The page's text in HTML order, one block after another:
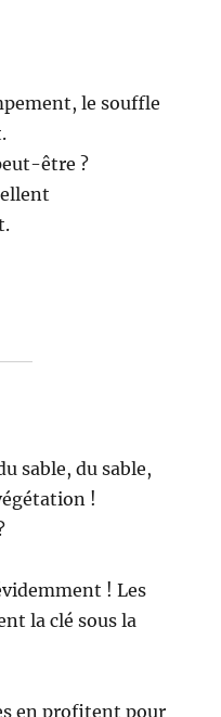
le souffle
être ?
sable, du sable,
!
! Les
la clé sous la
en profitent pour